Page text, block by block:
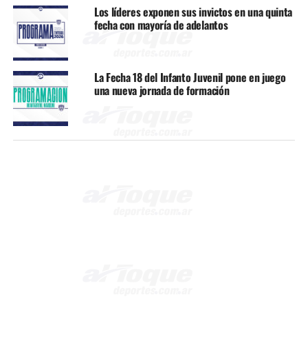
Los líderes exponen sus invictos en una quinta
fecha con mayoría de adelantos
La Fecha 18 del Infanto Juvenil pone en juego
una nueva jornada de formación